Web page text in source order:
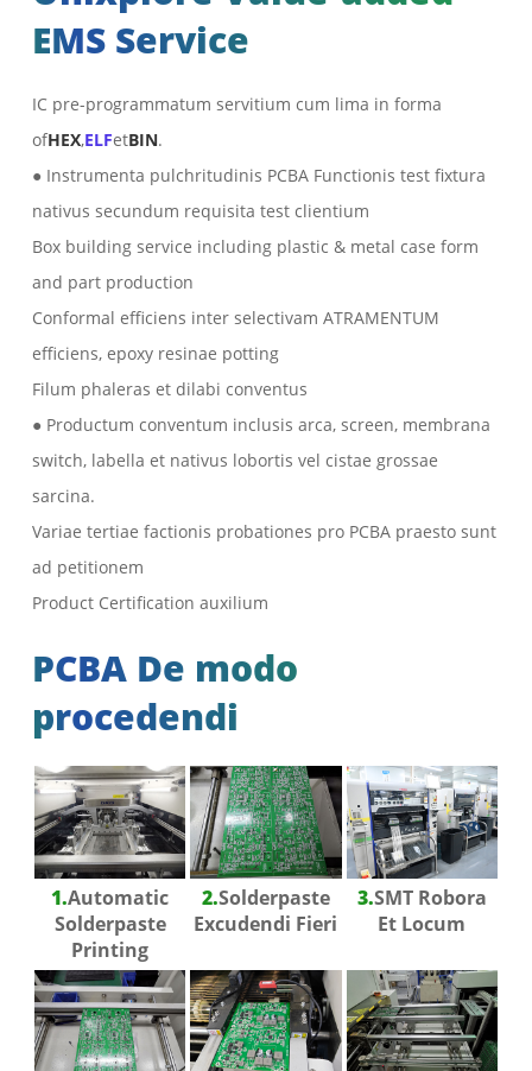
EMS Service
IC pre-programmatum servitium cum lima in forma
ofHEX,ELFetBIN.
● Instrumenta pulchritudinis PCBA Functionis test fixtura
nativus secundum requisita test clientium
Box building service including plastic & metal case form
and part production
Conformal efficiens inter selectivam ATRAMENTUM
efficiens, epoxy resinae potting
Filum phaleras et dilabi conventus
● Productum conventum inclusis arca, screen, membrana
switch, labella et nativus lobortis vel cistae grossae
sarcina.
Variae tertiae factionis probationes pro PCBA praesto sunt
ad petitionem
Product Certification auxilium
PCBA De modo
procedendi
1.Automatic
Solderpaste
Printing
2.Solderpaste
Excudendi Fieri
3.SMT Robora
Et Locum